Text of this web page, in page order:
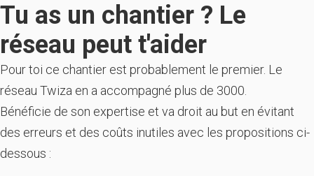
Tu as un chantier ? Le
réseau peut t'aider
Pour toi ce chantier est probablement le premier. Le
réseau Twiza en a accompagné plus de 3000.
Bénéficie de son expertise et va droit au but en évitant
des erreurs et des coûts inutiles avec les propositions ci-
dessous :